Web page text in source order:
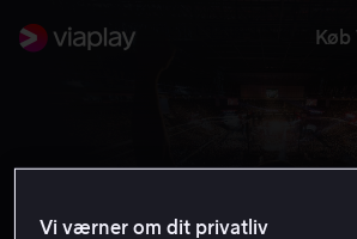
Køb
Vi værner om dit privatliv